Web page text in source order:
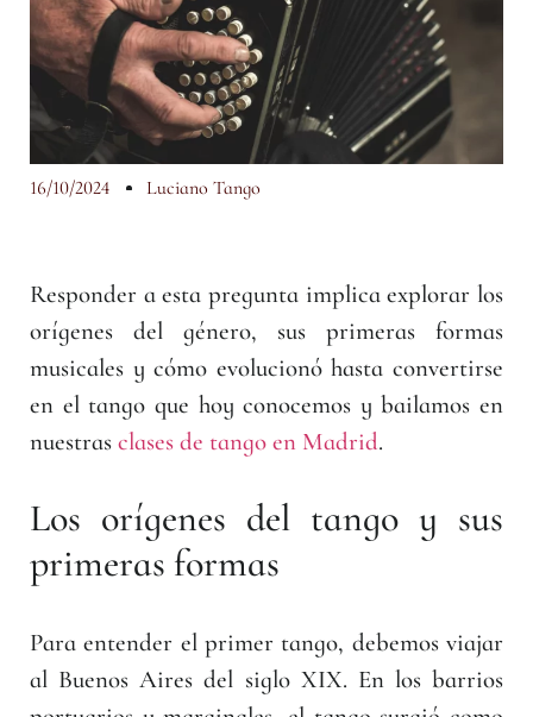
16/10/2024 Luciano Tango
Responder a esta pregunta implica explorar los
orígenes del género, sus primeras formas
musicales y cómo evolucionó hasta convertirse
en el tango que hoy conocemos y bailamos en
nuestras clases de tango en Madrid.
Los orígenes del tango y sus
primeras formas
Para entender el primer tango, debemos viajar
al Buenos Aires del siglo XIX. En los barrios